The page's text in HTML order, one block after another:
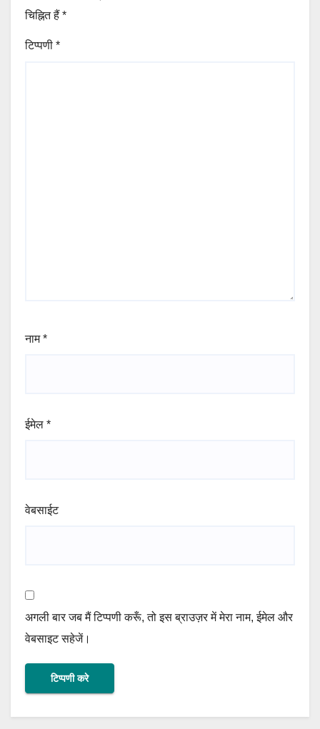
चिह्नित हैं *
टिप्पणी *
नाम*
ईमेल *
वेबसाईट
अगली बार जब मैं टिप्पणी करूँ, तो इस ब्राउज़र में मेरा नाम, ईमेल और
वेबसाइट सहेजें।